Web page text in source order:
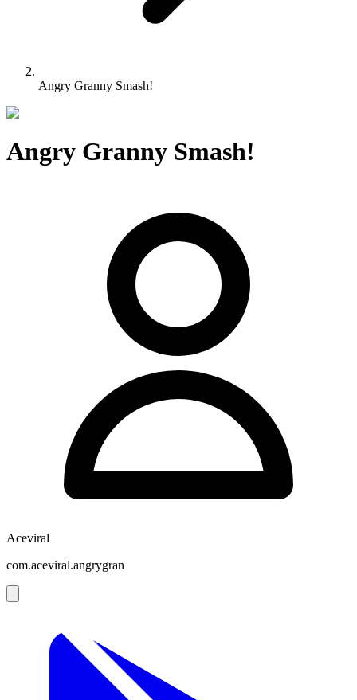
Angry Granny Smash!
Angry Granny Smash!
Aceviral
com.aceviral.angrygran